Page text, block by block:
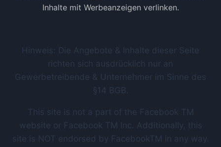
Inhalte mit Werbeanzeigen verlinken.
Hinweis: Die Angebote & Inhalte dieser Seite
richten sich ausdrücklich nur an
Gewerbetreibende & Unternehmer im Sinne des
§14 BGB.
This site is not a part of the Facebook TM
website or Facebook TM Inc. Additionally, this
site is NOT endorsed by FacebookTM in any way.